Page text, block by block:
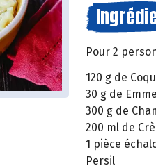
Pour 2
120 g de
30 g de
300 g de
200 ml de
1 pièce
Persil